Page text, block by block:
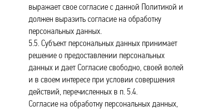
выражает свое согласие с данной Политикой и
должен выразить согласие на обработку
персональных данных.
5.5. Субъект персональных данных принимает
решение о предоставлении персональных
данных и дает Согласие свободно, своей волей
и в своем интересе при условии совершения
действий, перечисленных в п. 5.4.
Согласие на обработку персональных данных,